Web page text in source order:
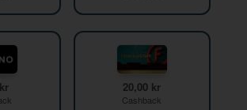
20,00 kr
Cashback